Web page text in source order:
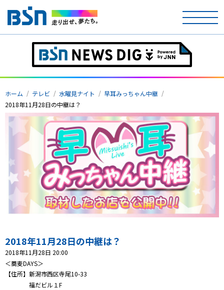
テレビ
ラジオ
アナウンサー
イベント
ニュース
プレゼント
コンテンツ・アプリ
ホーム テレビ 水曜見ナイト
早耳みっちゃん中継
2018年11月28日の中継は？
2018年11月28日の中継は？
2018年11月28日 20:00
＜蕎麦DAYS＞
【住所】新潟市西区寺尾10-33
福だビル１F